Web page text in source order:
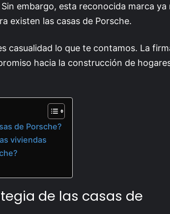
embargo, esta reconocida marca ya
existen las casas de Porsche.
casualidad lo que te contamos. La
hacia la construcción de
de Porsche?
viviendas
de las casas de